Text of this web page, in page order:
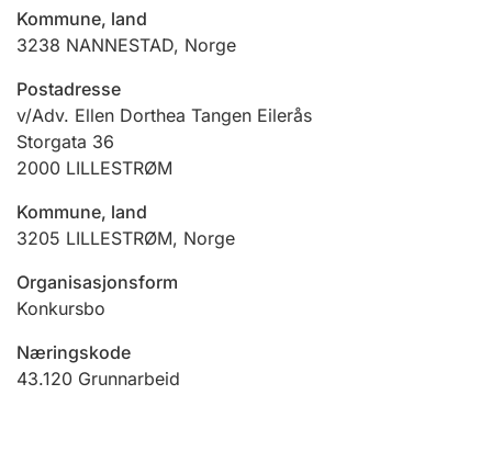
Ektepaktrettleiaren
Andre tema
Kommune, land
3238 NANNESTAD, Norge
Postadresse
v/Adv. Ellen Dorthea Tangen Eilerås
Storgata 36
2000 LILLESTRØM
Kommune, land
3205 LILLESTRØM, Norge
Organisasjonsform
Konkursbo
Næringskode
43.120 Grunnarbeid